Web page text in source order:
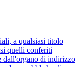
a qualsiasi titolo
quelli conferiti
dall'organo di indirizzo